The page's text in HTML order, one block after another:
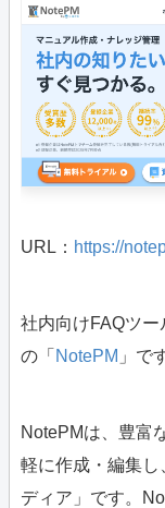
URL： https://
社内向けFAQツ
の「 NotePM 」で
NotePMは、豊富
軽に作成・編集
ディア」です。